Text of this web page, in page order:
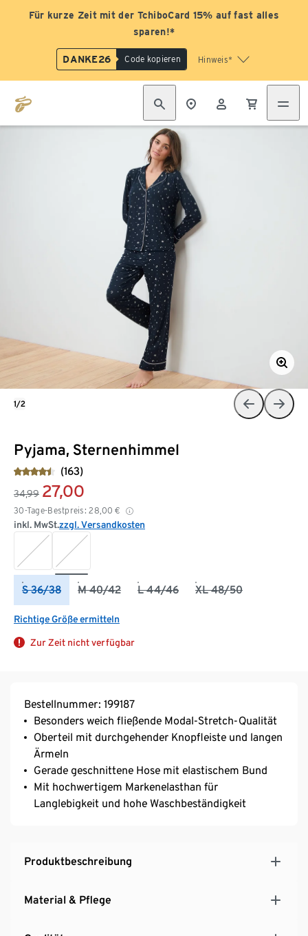
Für kurze Zeit mit der TchiboCard 15% auf fast alles
sparen!*
DANKE26 Code kopieren Hinweis*
Pyjama, Sternenhimmel
(163)
34,99 27,00
30-Tage-Bestpreis: 28,00 €
inkl. MwSt.zzgl. Versandkosten
S 36/38 M 40/42 L 44/46 XL 48/50
Richtige Größe ermitteln
Zur Zeit nicht verfügbar
1/2
Bestellnummer: 199187
Besonders weich fließende Modal-Stretch-Qualität
Oberteil mit durchgehender Knopfleiste und langen
Ärmeln
Gerade geschnittene Hose mit elastischem Bund
Mit hochwertigem Markenelasthan für
Langlebigkeit und hohe Waschbeständigkeit
Produktbeschreibung
Material & Pflege